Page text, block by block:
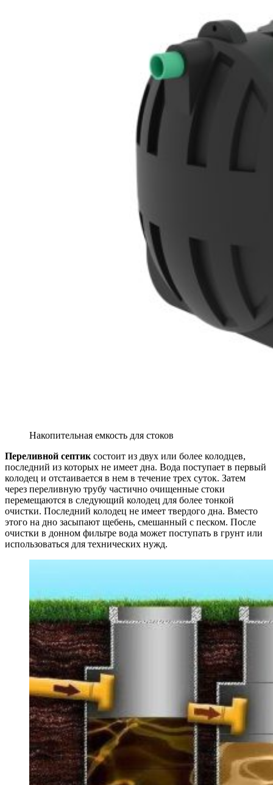
Накопительная емкость для стоков
Переливной септик состоит из двух или более колодцев,
последний из которых не имеет дна. Вода поступает в первый
колодец и отстаивается в нем в течение трех суток. Затем
через переливную трубу частично очищенные стоки
перемещаются в следующий колодец для более тонкой
очистки. Последний колодец не имеет твердого дна. Вместо
этого на дно засыпают щебень, смешанный с песком. После
очистки в донном фильтре вода может поступать в грунт или
использоваться для технических нужд.